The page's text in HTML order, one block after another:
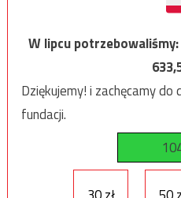
W lipcu potrzebowaliśmy:
Dziękujemy! i zachęcamy
fundacji.